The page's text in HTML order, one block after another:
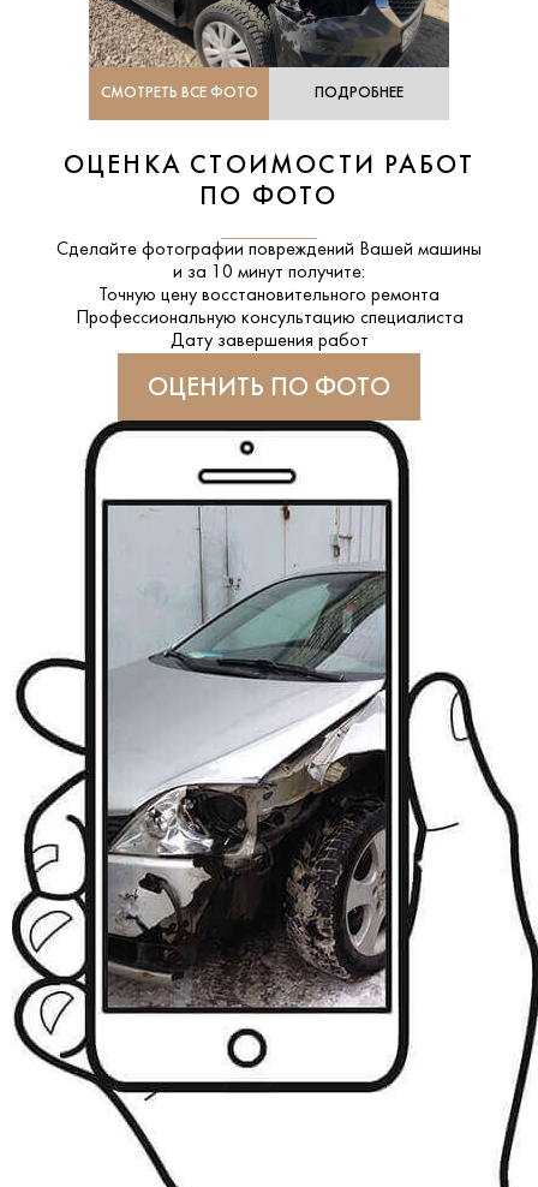
СМОТРЕТЬ ВСЕ ФОТО ПОДРОБНЕЕ
ОЦЕНКА СТОИМОСТИ РАБОТ
ПО ФОТО
Сделайте фотографии повреждений Вашей машины
и за
10 минут получите:
Точную цену восстановительного ремонта
Профессиональную консультацию специалиста
Дату завершения работ
ОЦЕНИТЬ ПО ФОТО